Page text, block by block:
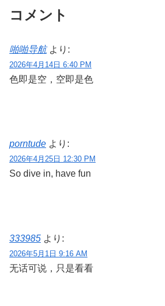
コメント
啪啪导航 より:
2026年4月14日 6:40 PM
色即是空，空即是色
porntude より:
2026年4月25日 12:30 PM
So dive in, have fun
333985 より:
2026年5月1日 9:16 AM
无话可说，只是看看